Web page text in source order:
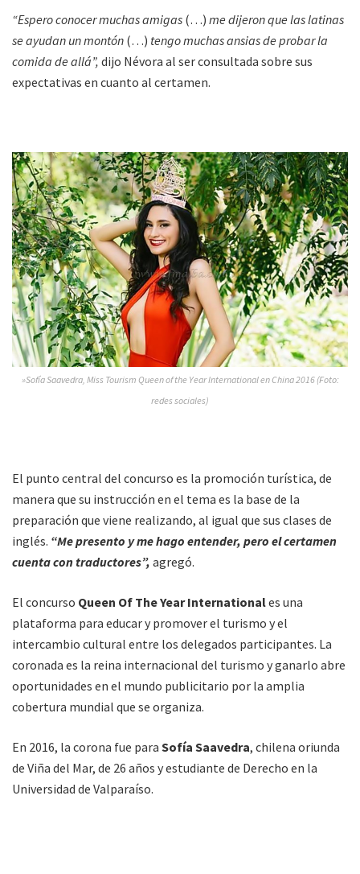
“Espero conocer muchas amigas (…) me dijeron que las latinas
se ayudan un montón (…) tengo muchas ansias de probar la
comida de allá”, dijo Névora al ser consultada sobre sus
expectativas en cuanto al certamen.
»Sofía Saavedra, Miss Tourism Queen of the Year International en China 2016 (Foto:
redes sociales)
El punto central del concurso es la promoción turística, de
manera que su instrucción en el tema es la base de la
preparación que viene realizando, al igual que sus clases de
inglés. “Me presento y me hago entender, pero el certamen
cuenta con traductores”, agregó.
El concurso Queen Of The Year Internationales una
plataforma para educar y promover el turismo y el
intercambio cultural entre los delegados participantes. La
coronada es la reina internacional del turismo y ganarlo abre
oportunidades en el mundo publicitario por la amplia
cobertura mundial que se organiza.
En 2016, la corona fue para Sofía Saavedra, chilena oriunda
de Viña del Mar, de 26 años y estudiante de Derecho en la
Universidad de Valparaíso.